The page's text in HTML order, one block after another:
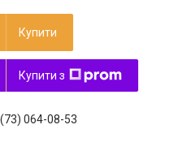
Купити
Купити з
064-08-53